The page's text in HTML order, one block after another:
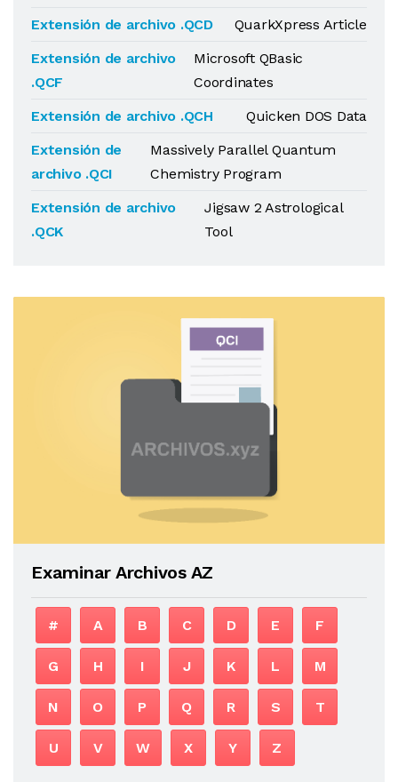
Extensión de archivo .QCD
QuarkXpress Article
Extensión de archivo
.QCF
Microsoft QBasic
Coordinates
Extensión de archivo .QCH
Quicken DOS Data
Extensión de
archivo .QCI
Massively Parallel Quantum
Chemistry Program
Extensión de archivo
.QCK
Jigsaw 2 Astrological
Tool
Examinar Archivos AZ
# A B C D E F
G H I J K L M
N O P Q R S T
U V W X Y Z